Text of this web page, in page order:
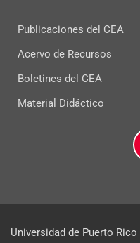
Publicaciones del CEA
Acervo de Recursos
Boletines del CEA
Material Didáctico
Universidad de Puerto Rico